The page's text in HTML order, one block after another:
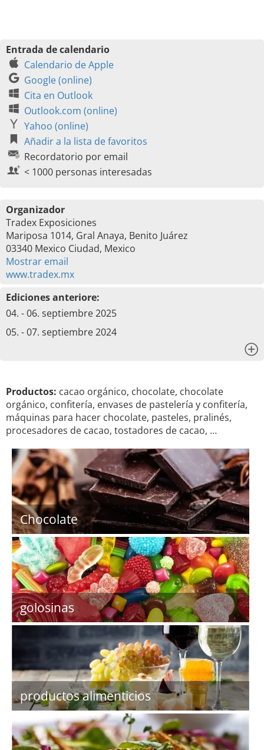
Entrada de calendario
Calendario de Apple
Google (online)
Cita en Outlook
Outlook.com (online)
Yahoo (online)
Añadir a la lista de favoritos
Recordatorio por email
< 1000 personas interesadas
Organizador
Tradex Exposiciones
Mariposa 1014, Gral Anaya, Benito Juárez
03340 Mexico Ciudad, Mexico
Mostrar email
www.tradex.mx
Ediciones anteriore:
04. - 06. septiembre 2025
05. - 07. septiembre 2024
Productos: cacao orgánico, chocolate, chocolate
orgánico, confitería, envases de pastelería y confitería,
máquinas para hacer chocolate, pasteles, pralinés,
procesadores de cacao, tostadores de cacao, …
Chocolate
golosinas
productos alimenticios